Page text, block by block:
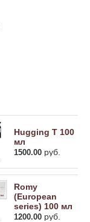
Hugging T 100
мл
1500.00 руб.
Romy
(European
series) 100 мл
1200.00 руб.